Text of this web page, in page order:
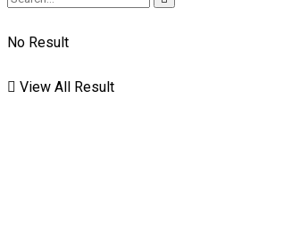
No Result
View All Result